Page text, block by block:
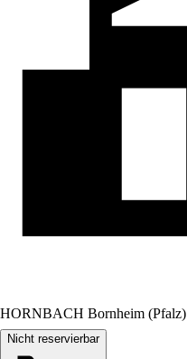
HORNBACH Bornheim (Pfalz)
Nicht reservierbar